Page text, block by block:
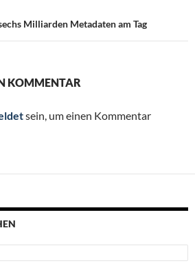
Milliarden Metadaten am Tag
KOMMENTAR
sein, um einen Kommentar